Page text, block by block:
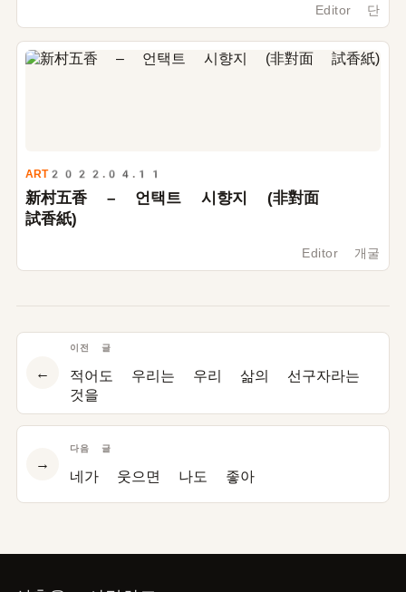
Editor 단
ART2022.04.11
新村五香 – 언택트 시향지 (非對面
試香紙)
Editor 개굴
←
이전 글
적어도 우리는 우리 삶의 선구자라는
것을
다음 글
네가 웃으면 나도 좋아
→